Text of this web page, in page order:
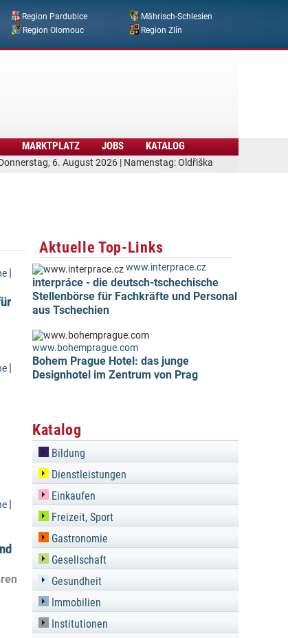
Region Pardubice
Mährisch-Schlesien
Region Olomouc Region Zlín
6. August 2026 | Namenstag: Oldřiška
MARKTPLATZ JOBS KATALOG
|
|
|
Aktuelle Top-Links
www.interprace.cz
interpráce - die deutsch-tschechische
Stellenbörse für Fachkräfte und Personal
aus Tschechien
www.bohemprague.com
Bohem Prague Hotel: das junge
Designhotel im Zentrum von Prag
Katalog
Bildung
Dienstleistungen
Einkaufen
Freizeit, Sport
Gastronomie
Gesellschaft
Gesundheit
Immobilien
Institutionen